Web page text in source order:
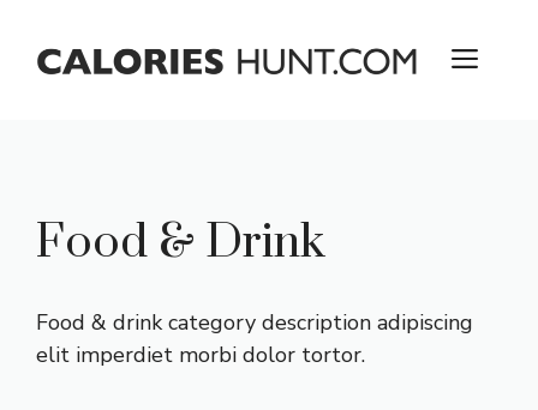
content
Food & Drink
Food & drink category description adipiscing
elit imperdiet morbi dolor tortor.